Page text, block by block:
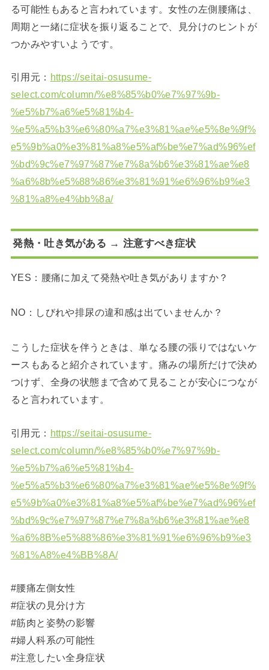
る可能性もあると言われています。女性の左側腰痛は、
周期と一緒に症状を振り返ることで、見分けのヒントが
つかみやすいようです。
引用元： https://seitai-osusume-
select.com/column/%e8%85%b0%e7%97%9b-
%e5%b7%a6%e5%81%b4-
%e5%a5%b3%e6%80%a7%e3%81%ae%e5%8e%9f%
e5%9b%a0%e3%81%a8%e5%af%be%e7%ad%96%ef
%bd%9c%e7%97%87%e7%8a%b6%e3%81%ae%e8
%a6%8b%e5%88%86%e3%81%91%e6%96%b9%e3
%81%a8%e4%bb%8a/
発熱・吐き気がある → 注意すべき症状
YES：腰痛に加えて発熱や吐き気がありますか？
NO：しびれや排尿の違和感は出ていませんか？
こうした症状を伴うときは、単なる腰の張りではないケ
ースもあると紹介されています。痛みの場所だけで決め
つけず、全身の状態まで含めて見ることが安心につなが
ると言われています。
引用元： https://seitai-osusume-
select.com/column/%e8%85%b0%e7%97%9b-
%e5%b7%a6%e5%81%b4-
%e5%a5%b3%e6%80%a7%e3%81%ae%e5%8e%9f%
e5%9b%a0%e3%81%a8%e5%af%be%e7%ad%96%ef
%bd%9c%e7%97%87%e7%8a%b6%e3%81%ae%e8
%a6%8B%e5%88%86%e3%81%91%e6%96%b9%e3
%81%A8%e4%BB%8A/
#腰痛左側女性
#症状の見分け方
#筋肉と姿勢の影響
#婦人科系の可能性
#注意したい全身症状